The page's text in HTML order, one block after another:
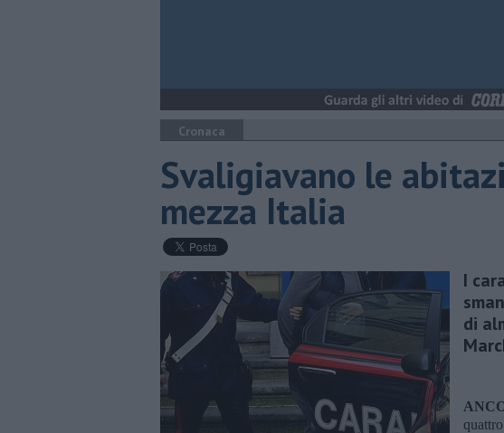
Cronaca
Svaligiavano le
mezza Italia
I
di